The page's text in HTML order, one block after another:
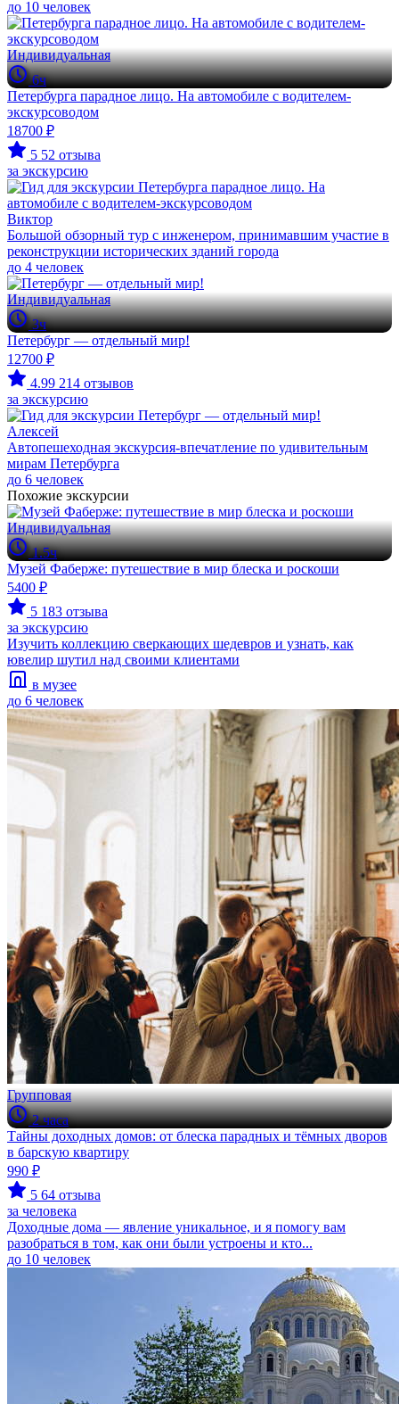
до 10 человек
Индивидуальная
6ч
Петербурга парадное лицо. На автомобиле с водителем-
экскурсоводом
18700 ₽
5 52 отзыва
за экскурсию
Виктор
Большой обзорный тур с инженером, принимавшим участие в
реконструкции исторических зданий города
до 4 человек
Индивидуальная
3ч
Петербург — отдельный мир!
12700 ₽
4.99 214 отзывов
за экскурсию
Алексей
Автопешеходная экскурсия-впечатление по удивительным
мирам Петербурга
до 6 человек
Похожие экскурсии
Индивидуальная
1.5ч
Музей Фаберже: путешествие в мир блеска и роскоши
5400 ₽
5 183 отзыва
за экскурсию
Изучить коллекцию сверкающих шедевров и узнать, как
ювелир шутил над своими клиентами
в музее
до 6 человек
Групповая
2 часа
Тайны доходных домов: от блеска парадных и тёмных дворов
в барскую квартиру
990 ₽
5 64 отзыва
за человека
Доходные дома — явление уникальное, и я помогу вам
разобраться в том, как они были устроены и кто...
до 10 человек